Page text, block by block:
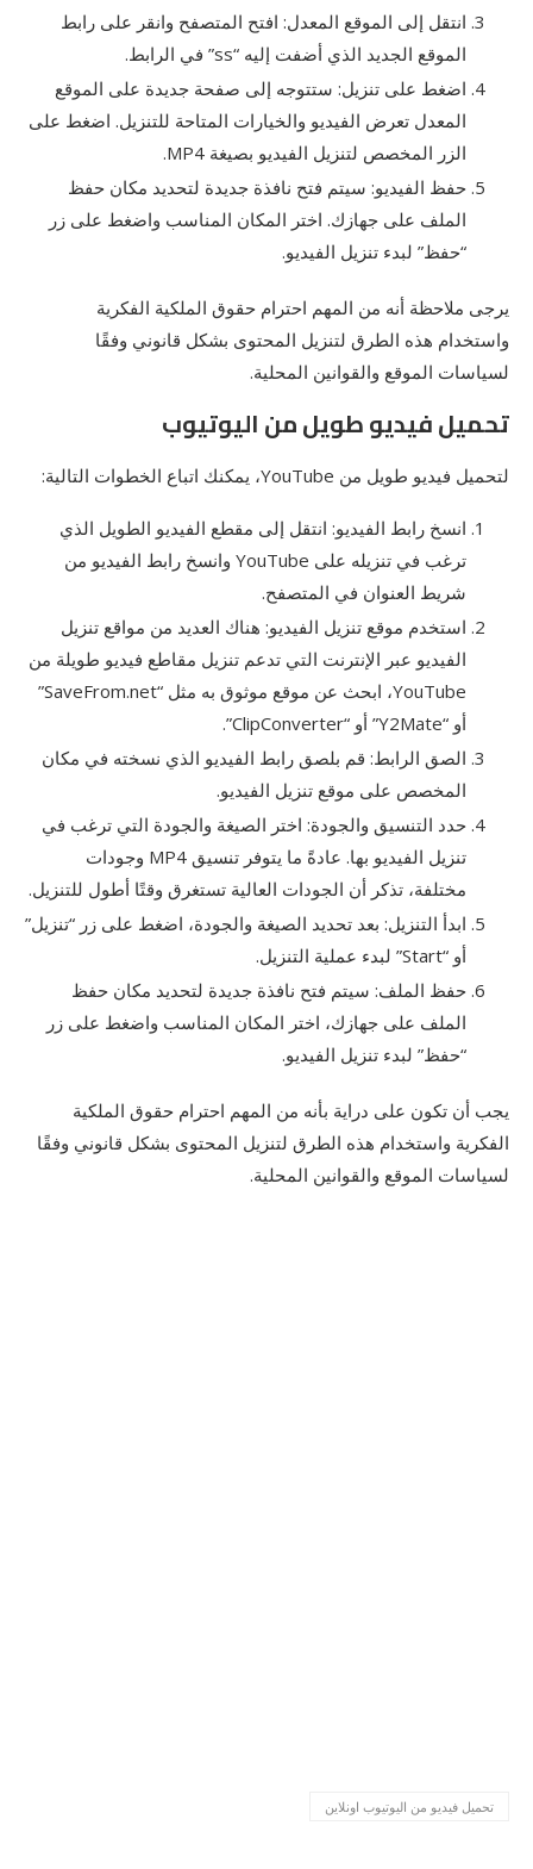
انتقل إلى الموقع المعدل: افتح المتصفح وانقر على رابط
الموقع الجديد الذي أضفت إليه “ss” في الرابط.
اضغط على تنزيل: ستتوجه إلى صفحة جديدة على الموقع
المعدل تعرض الفيديو والخيارات المتاحة للتنزيل. اضغط على
الزر المخصص لتنزيل الفيديو بصيغة MP4.
حفظ الفيديو: سيتم فتح نافذة جديدة لتحديد مكان حفظ
الملف على جهازك. اختر المكان المناسب واضغط على زر
“حفظ” لبدء تنزيل الفيديو.
يرجى ملاحظة أنه من المهم احترام حقوق الملكية الفكرية
واستخدام هذه الطرق لتنزيل المحتوى بشكل قانوني وفقًا
لسياسات الموقع والقوانين المحلية.
تحميل فيديو طويل من اليوتيوب
لتحميل فيديو طويل من YouTube، يمكنك اتباع الخطوات التالية:
انسخ رابط الفيديو: انتقل إلى مقطع الفيديو الطويل الذي
ترغب في تنزيله على YouTube وانسخ رابط الفيديو من
شريط العنوان في المتصفح.
استخدم موقع تنزيل الفيديو: هناك العديد من مواقع تنزيل
الفيديو عبر الإنترنت التي تدعم تنزيل مقاطع فيديو طويلة من
YouTube، ابحث عن موقع موثوق به مثل “SaveFrom.net”
أو “Y2Mate” أو “ClipConverter”.
الصق الرابط: قم بلصق رابط الفيديو الذي نسخته في مكان
المخصص على موقع تنزيل الفيديو.
حدد التنسيق والجودة: اختر الصيغة والجودة التي ترغب في
تنزيل الفيديو بها. عادةً ما يتوفر تنسيق MP4 وجودات
مختلفة، تذكر أن الجودات العالية تستغرق وقتًا أطول للتنزيل.
ابدأ التنزيل: بعد تحديد الصيغة والجودة، اضغط على زر “تنزيل”
أو “Start” لبدء عملية التنزيل.
حفظ الملف: سيتم فتح نافذة جديدة لتحديد مكان حفظ
الملف على جهازك، اختر المكان المناسب واضغط على زر
“حفظ” لبدء تنزيل الفيديو.
يجب أن تكون على دراية بأنه من المهم احترام حقوق الملكية
الفكرية واستخدام هذه الطرق لتنزيل المحتوى بشكل قانوني وفقًا
لسياسات الموقع والقوانين المحلية.
تحميل فيديو من اليوتيوب اونلاين